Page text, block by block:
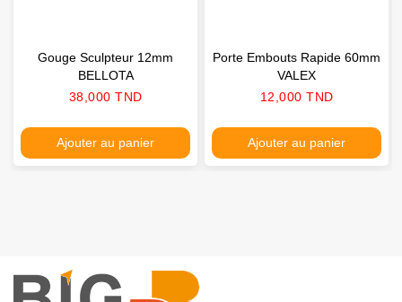
Gouge Sculpteur 12mm
BELLOTA
Prix
38,000 TND
Ajouter au panier
Porte Embouts Rapide 60mm
VALEX
Prix
12,000 TND
Ajouter au panier